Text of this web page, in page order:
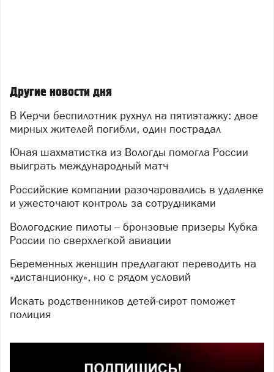
Другие новости дня
В Керчи беспилотник рухнул на пятиэтажку: двое
мирных жителей погибли, один пострадал
Юная шахматистка из Вологды помогла России
выиграть международный матч
Российские компании разочаровались в удаленке
и ужесточают контроль за сотрудниками
Вологодские пилоты – бронзовые призеры Кубка
России по сверхлегкой авиации
Беременных женщин предлагают переводить на
«дистанционку», но с рядом условий
Искать родственников детей-сирот поможет
полиция